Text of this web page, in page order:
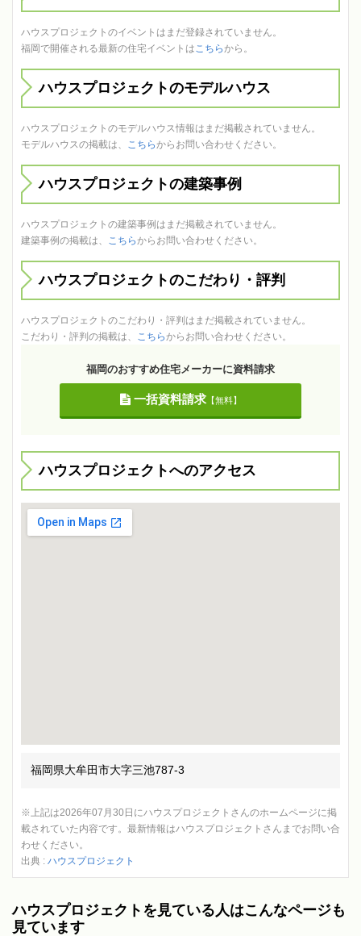
ハウスプロジェクトのイベントはまだ登録されていません。
福岡で開催される最新の住宅イベントは こちらから。
ハウスプロジェクトのモデルハウス
ハウスプロジェクトのモデルハウス情報はまだ掲載されていません。
モデルハウスの掲載は、
こちらからお問い合わせください。
ハウスプロジェクトの建築事例
ハウスプロジェクトの建築事例はまだ掲載されていません。
建築事例の掲載は、
こちらからお問い合わせください。
ハウスプロジェクトのこだわり・評判
ハウスプロジェクトのこだわり・評判はまだ掲載されていません。
こだわり・評判の掲載は、
こちらからお問い合わせください。
福岡のおすすめ住宅メーカーに資料請求
一括資料請求【無料】
ハウスプロジェクトへのアクセス
福岡県大牟田市大字三池787-3
※上記は2026年07月30日にハウスプロジェクトさんのホームページに掲
載されていた内容です。最新情報はハウスプロジェクトさんまでお問い合
わせください。
出典 : ハウスプロジェクト
ハウスプロジェクトを見ている人はこんなページも
見ています